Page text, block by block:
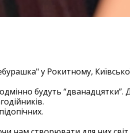
у Рокитному, Київської
будуть “дванадцятки”.